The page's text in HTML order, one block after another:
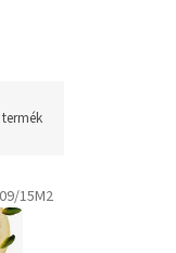
termék
15M2